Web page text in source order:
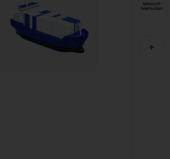
Ishonch
telefonlari